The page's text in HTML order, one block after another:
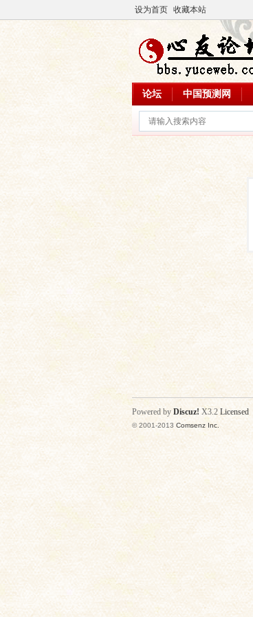
设为首页 收藏本站
论坛 中国预测网
Powered by Discuz! X3.2 Licensed
© 2001-2013 Comsenz Inc.